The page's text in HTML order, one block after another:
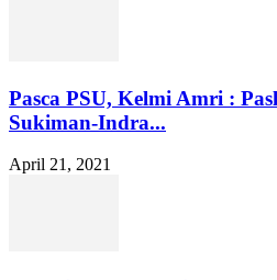
Pasca PSU, Kelmi Amri :
Sukiman-Indra...
April 21, 2021